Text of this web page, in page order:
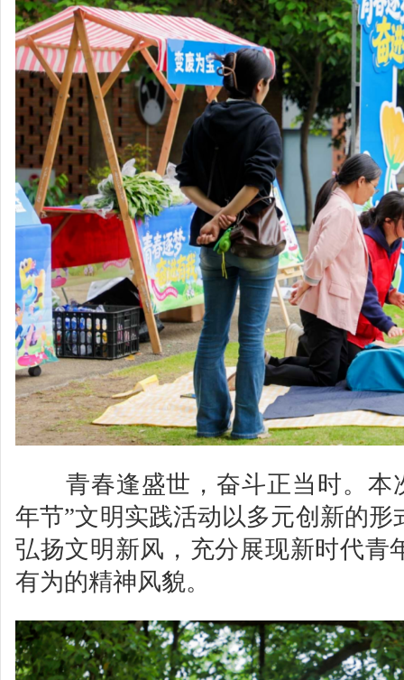
青春逢盛世，奋斗正当时。本
年节”文明实践活动以多元创新的形
弘扬文明新风，充分展现新时代青
有为的精神风貌。